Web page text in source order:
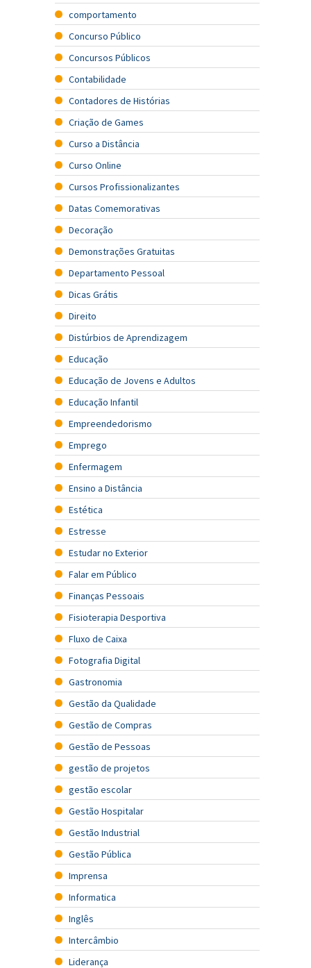
comportamento
Concurso Público
Concursos Públicos
Contabilidade
Contadores de Histórias
Criação de Games
Curso a Distância
Curso Online
Cursos Profissionalizantes
Datas Comemorativas
Decoração
Demonstrações Gratuitas
Departamento Pessoal
Dicas Grátis
Direito
Distúrbios de Aprendizagem
Educação
Educação de Jovens e Adultos
Educação Infantil
Empreendedorismo
Emprego
Enfermagem
Ensino a Distância
Estética
Estresse
Estudar no Exterior
Falar em Público
Finanças Pessoais
Fisioterapia Desportiva
Fluxo de Caixa
Fotografia Digital
Gastronomia
Gestão da Qualidade
Gestão de Compras
Gestão de Pessoas
gestão de projetos
gestão escolar
Gestão Hospitalar
Gestão Industrial
Gestão Pública
Imprensa
Informatica
Inglês
Intercâmbio
Liderança